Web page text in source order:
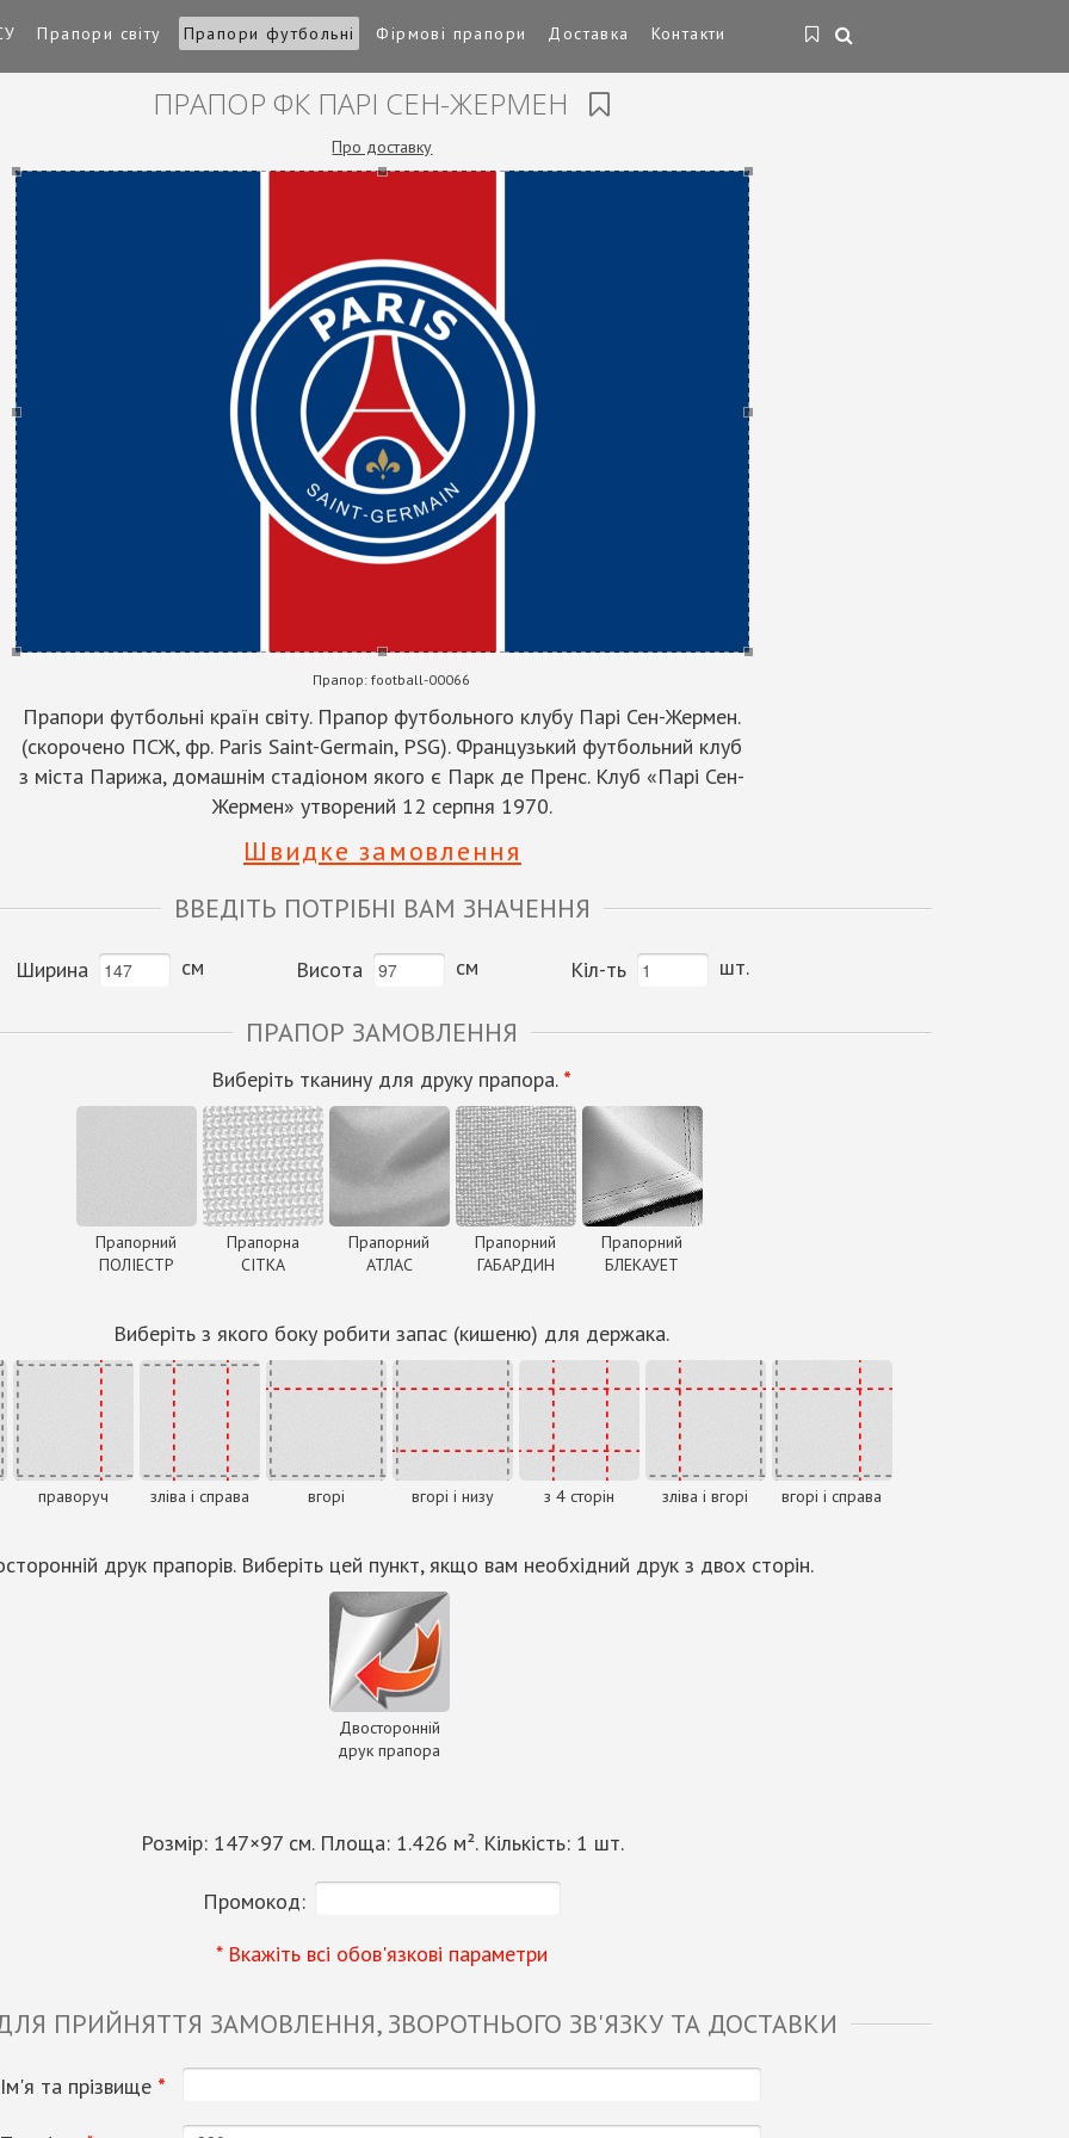
Прапори світу Прапори футбольні Фірмові прапори Доставка Контакти
ПРАПОР ФК ПАРІ СЕН-ЖЕРМЕН
Про доставку
Прапор:football-00066
Прапори футбольні країн світу. Прапор футбольного клубу Парі Сен-Жермен.
(скорочено ПСЖ, фр. Paris Saint-Germain, PSG). Французький футбольний клуб
з міста Парижа, домашнім стадіоном якого є Парк де Пренс. Клуб «Парі Сен-
Жермен» утворений 12 серпня 1970.
Швидке замовлення
ВВЕДІТЬ ПОТРІБНІ ВАМ ЗНАЧЕННЯ
Ширина см Висота см Кіл-ть шт.
ПРАПОР ЗАМОВЛЕННЯ
Виберіть тканину для друку прапора. *
Прапорний
ПОЛІЕСТР
Прапорна
СІТКА
Прапорний
АТЛАС
Прапорний
ГАБАРДИН
Прапорний
БЛЕКАУЕТ
Виберіть з якого боку робити запас (кишеню) для держака.
праворуч зліва і справа вгорі вгорі і низу з 4 сторін зліва і вгорі вгорі і справа
друк прапорів. Виберіть цей пункт, якщо вам необхідний друк з двох сторін.
Двосторонній
друк прапора
Розмір: 147×97см. Площа: 1.426 м². Кількість: 1 шт.
Промокод:
* Вкажіть всі обов'язкові параметри
ПРИЙНЯТТЯ ЗАМОВЛЕННЯ, ЗВОРОТНЬОГО ЗВ'ЯЗКУ ТА ДОСТАВКИ
Ім'я та прізвище *